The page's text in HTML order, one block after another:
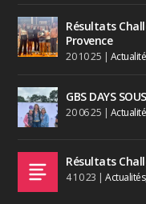
Résultats
Provence
20 10 25 |
GBS DAYS
20 06 25 |
Résultats
4 10 23 |Actualités,